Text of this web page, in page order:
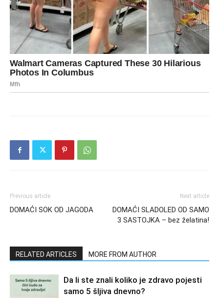
Previous article
DOMAĆI SOK OD JAGODA
Next article
DOMAĆI SLADOLED OD SAMO
3 SASTOJKA – bez želatina!
RELATED ARTICLES MORE FROM AUTHOR
Da li ste znali koliko je zdravo pojesti
samo 5 šljiva dnevno?